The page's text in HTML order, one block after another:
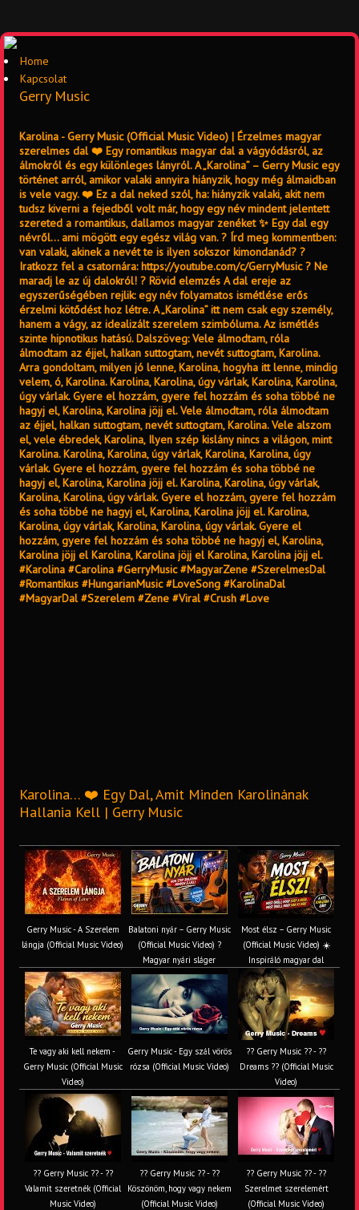
Home
Kapcsolat
Gerry Music
Karolina - Gerry Music (Official Music Video) | Érzelmes magyar
szerelmes dal ❤️ Egy romantikus magyar dal a vágyódásról, az
álmokról és egy különleges lányról. A „Karolina” – Gerry Music egy
történet arról, amikor valaki annyira hiányzik, hogy még álmaidban
is vele vagy. ❤️ Ez a dal neked szól, ha: hiányzik valaki, akit nem
tudsz kiverni a fejedből volt már, hogy egy név mindent jelentett
szereted a romantikus, dallamos magyar zenéket ✨ Egy dal egy
névről… ami mögött egy egész világ van. ? Írd meg kommentben:
van valaki, akinek a nevét te is ilyen sokszor kimondanád? ?
Iratkozz fel a csatornára: https://youtube.com/c/GerryMusic ? Ne
maradj le az új dalokról! ? Rövid elemzés A dal ereje az
egyszerűségében rejlik: egy név folyamatos ismétlése erős
érzelmi kötődést hoz létre. A „Karolina” itt nem csak egy személy,
hanem a vágy, az idealizált szerelem szimbóluma. Az ismétlés
szinte hipnotikus hatású. Dalszöveg: Vele álmodtam, róla
álmodtam az éjjel, halkan suttogtam, nevét suttogtam, Karolina.
Arra gondoltam, milyen jó lenne, Karolina, hogyha itt lenne, mindig
velem, ó, Karolina. Karolina, Karolina, úgy várlak, Karolina, Karolina,
úgy várlak. Gyere el hozzám, gyere fel hozzám és soha többé ne
hagyj el, Karolina, Karolina jöjj el. Vele álmodtam, róla álmodtam
az éjjel, halkan suttogtam, nevét suttogtam, Karolina. Vele alszom
el, vele ébredek, Karolina, Ilyen szép kislány nincs a világon, mint
Karolina. Karolina, Karolina, úgy várlak, Karolina, Karolina, úgy
várlak. Gyere el hozzám, gyere fel hozzám és soha többé ne
hagyj el, Karolina, Karolina jöjj el. Karolina, Karolina, úgy várlak,
Karolina, Karolina, úgy várlak. Gyere el hozzám, gyere fel hozzám
és soha többé ne hagyj el, Karolina, Karolina jöjj el. Karolina,
Karolina, úgy várlak, Karolina, Karolina, úgy várlak. Gyere el
hozzám, gyere fel hozzám és soha többé ne hagyj el, Karolina,
Karolina jöjj el Karolina, Karolina jöjj el Karolina, Karolina jöjj el.
#Karolina #Carolina #GerryMusic #MagyarZene #SzerelmesDal
#Romantikus #HungarianMusic #LoveSong #KarolinaDal
#MagyarDal #Szerelem #Zene #Viral #Crush #Love
Karolina… ❤️ Egy Dal, Amit Minden Karolinának
Hallania Kell | Gerry Music
Gerry Music - A Szerelem
lángja (Official Music Video)
Balatoni nyár – Gerry Music
(Official Music Video) ?
Magyar nyári sláger
Most élsz – Gerry Music
(Official Music Video) ☀️
Inspiráló magyar dal
Te vagy aki kell nekem -
Gerry Music (Official Music
Video)
Gerry Music - Egy szál vörös
rózsa (Official Music Video)
?? Gerry Music ?? - ??
Dreams ?? (Official Music
Video)
?? Gerry Music ?? - ??
Valamit szeretnék (Official
Music Video)
?? Gerry Music ?? - ??
Köszönöm, hogy vagy nekem
(Official Music Video)
?? Gerry Music ?? - ??
Szerelmet szerelemért
(Official Music Video)